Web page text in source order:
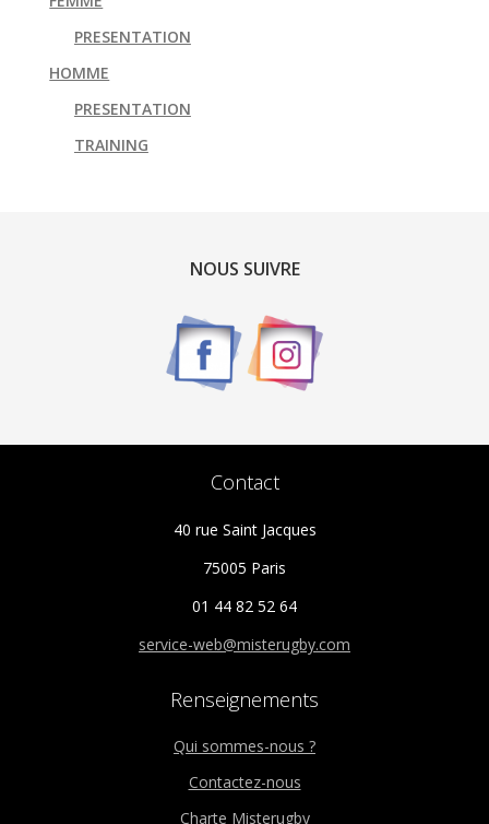
PRESENTATION
HOMME
PRESENTATION
TRAINING
NOUS SUIVRE
Contact
40 rue Saint Jacques
75005 Paris
01 44 82 52 64
service-web@misterugby.com
Renseignements
Qui sommes-nous ?
Contactez-nous
Charte Misterugby